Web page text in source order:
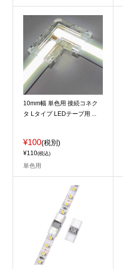
10mm幅 単色用 接続コネク
タ Lタイプ LEDテープ用 ...
¥100(税別)
¥110(税込)
単色用